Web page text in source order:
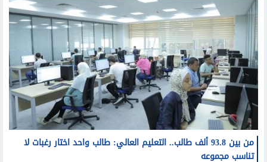
من بين 93.8 ألف طالب.. التعليم العالي: طالب واحد اختار رغبات لا
تناسب مجموعه